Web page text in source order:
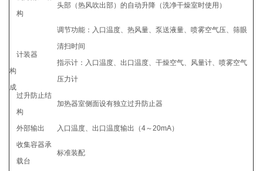
构
成
构
头部（热风吹出部）的自动升降（洗净干燥室时使用）
计装器
调节功能：入口温度、热风量、泵送液量、喷雾空气压、筛眼
清扫时间
指示计：入口温度、出口温度、干燥空气、风量计、喷雾空气
压力计
过升防止结
构
加热器室侧面设有独立过升防止器
外部输出
入口温度、出口温度输出（4～20mA）
收集容器承
载台
标准装配